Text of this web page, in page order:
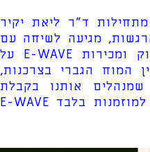
20:30 יין וחיבוקים 21:00 מתחילות ד"ר ליאת יקיר
מגיעה לשיחה עם
דליה חגואל סמנ"כלית שיווק ומכירות E-WAVE על
המוח הגברי בצרכנות,
שמנהלים אותנו בקבלת
החלטות ובחירות כלכליות. למוזמנות בלבד E-WAVE